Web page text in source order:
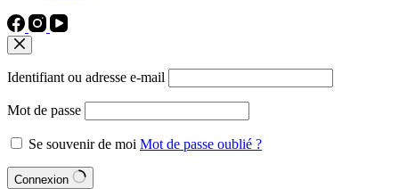
Identifiant ou adresse e-mail
Mot de passe
Se souvenir de moi Mot de passe oublié ?
Connexion